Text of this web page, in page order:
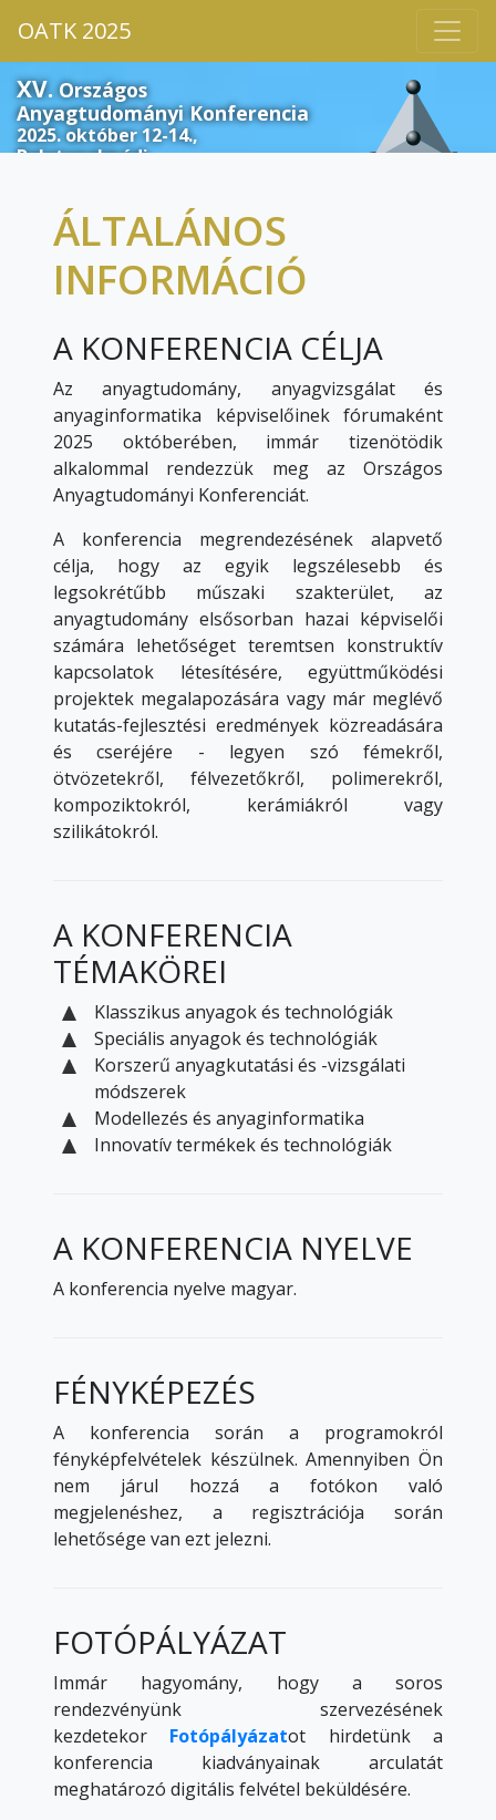
OATK 2025
XV.Országos
Anyagtudományi Konferencia
2025. október 12-14.,
Balatonalmádi
ÁLTALÁNOS
INFORMÁCIÓ
A KONFERENCIA CÉLJA
Az anyagtudomány, anyagvizsgálat és
anyaginformatika képviselőinek fórumaként
2025 októberében, immár tizenötödik
alkalommal rendezzük meg az Országos
Anyagtudományi Konferenciát.
A konferencia megrendezésének alapvető
célja, hogy az egyik legszélesebb és
legsokrétűbb műszaki szakterület, az
anyagtudomány elsősorban hazai képviselői
számára lehetőséget teremtsen konstruktív
kapcsolatok létesítésére, együttműködési
projektek megalapozására vagy már meglévő
kutatás-fejlesztési eredmények közreadására
és cseréjére - legyen szó fémekről,
ötvözetekről, félvezetőkről, polimerekről,
kompoziktokról, kerámiákról vagy
szilikátokról.
A KONFERENCIA
TÉMAKÖREI
Klasszikus anyagok és technológiák
Speciális anyagok és technológiák
Korszerű anyagkutatási és -vizsgálati
módszerek
Modellezés és anyaginformatika
Innovatív termékek és technológiák
A KONFERENCIA NYELVE
A konferencia nyelve magyar.
FÉNYKÉPEZÉS
A konferencia során a programokról
fényképfelvételek készülnek. Amennyiben Ön
nem járul hozzá a fotókon való
megjelenéshez, a regisztrációja során
lehetősége van ezt jelezni.
FOTÓPÁLYÁZAT
Immár hagyomány, hogy a soros
rendezvényünk szervezésének
kezdetekor Fotópályázatot hirdetünk a
konferencia kiadványainak arculatát
meghatározó digitális felvétel beküldésére.